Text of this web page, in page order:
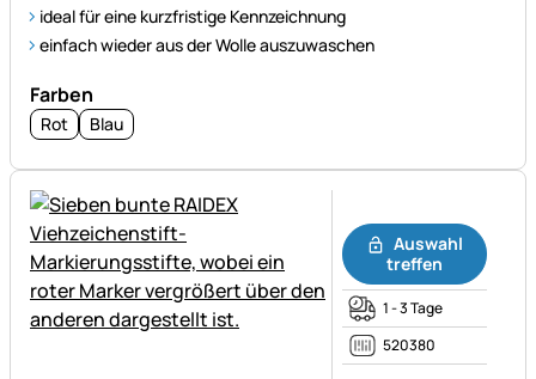
ideal für eine kurzfristige Kennzeichnung
einfach wieder aus der Wolle auszuwaschen
Farben
Rot Blau
Auswahl
treffen
1 - 3 Tage
520380